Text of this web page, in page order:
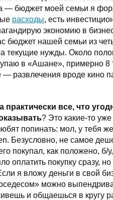
— бюджет моей семьи я
расходы, есть
экономию в
бюджет нашей семьи из
текущие нужды. Около
в «Ашане», примерно 8
развлечения вроде кино
все, что
? Это какие-то уже
попинать: мол, у тебя же
Безусловно, не самое
покупал, как положено, б/у,
оплатить покупку сразу,
я вложу деньги в свой
можно
и общаешься в кругу